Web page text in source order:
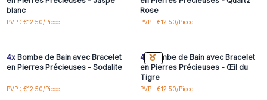
blanc
PVP : €12.50/Piece
Rose
PVP : €12.50/Piece
Connectez-vous ou
4xBombe de Bain avec Bracelet
en Pierres Précieuses - Sodalite
PVP : €12.50/Piece
Connectez-vous ou
4x Bombe de Bain avec Bracelet
en Pierres Précieuses - Œil du
Tigre
PVP : €12.50/Piece
Connectez-vous ou
Connectez-vous ou